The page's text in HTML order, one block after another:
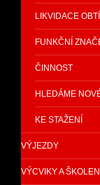
LIKVIDACE
FUNKČNÍ
ČINNOST
HLEDÁME
KE STAŽENÍ
VÝJEZDY
VÝCVIKY A